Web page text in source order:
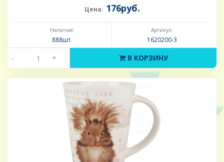
Цена: 176руб.
Наличие:
888шт.
Артикул:
1620200-3
- + В КОРЗИНУ